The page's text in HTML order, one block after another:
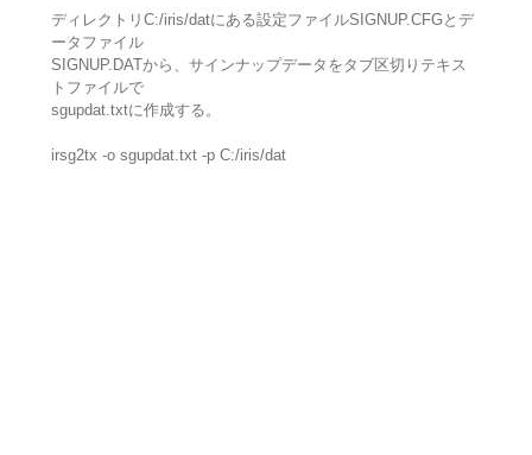
ディレクトリC:/iris/datにある設定ファイルSIGNUP.CFGとデ
ータファイル
SIGNUP.DATから、サインナップデータをタブ区切りテキス
トファイルで
sgupdat.txtに作成する。
irsg2tx -o sgupdat.txt -p C:/iris/dat